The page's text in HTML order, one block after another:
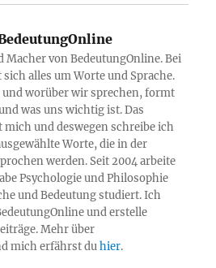
von BedeutungOnline. Bei
alles um Worte und Sprache.
worüber wir sprechen, formt
was uns wichtig ist. Das
und deswegen schreibe ich
Worte, die in der
werden. Seit 2004 arbeite
Psychologie und Philosophie
und Bedeutung studiert. Ich
und erstelle
Mehr über
mich erfährst duhier.